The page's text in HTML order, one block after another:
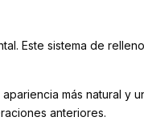
Este sistema de
más natural
anteriores.